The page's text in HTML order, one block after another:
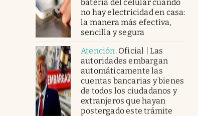
batería del celular cuando
no hay electricidad en casa:
la manera más efectiva,
sencilla y segura
Atención. Oficial | Las
autoridades embargan
automáticamente las
cuentas bancarias y bienes
de todos los ciudadanos y
extranjeros que hayan
postergado este trámite